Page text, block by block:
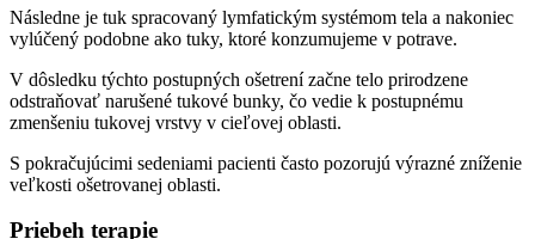
Následne je tuk spracovaný lymfatickým systémom tela a nakoniec
vylúčený podobne ako tuky, ktoré konzumujeme v potrave.
V dôsledku týchto postupných ošetrení začne telo prirodzene
odstraňovať narušené tukové bunky, čo vedie k postupnému
zmenšeniu tukovej vrstvy v cieľovej oblasti.
S pokračujúcimi sedeniami pacienti často pozorujú výrazné zníženie
veľkosti ošetrovanej oblasti.
Priebeh terapie